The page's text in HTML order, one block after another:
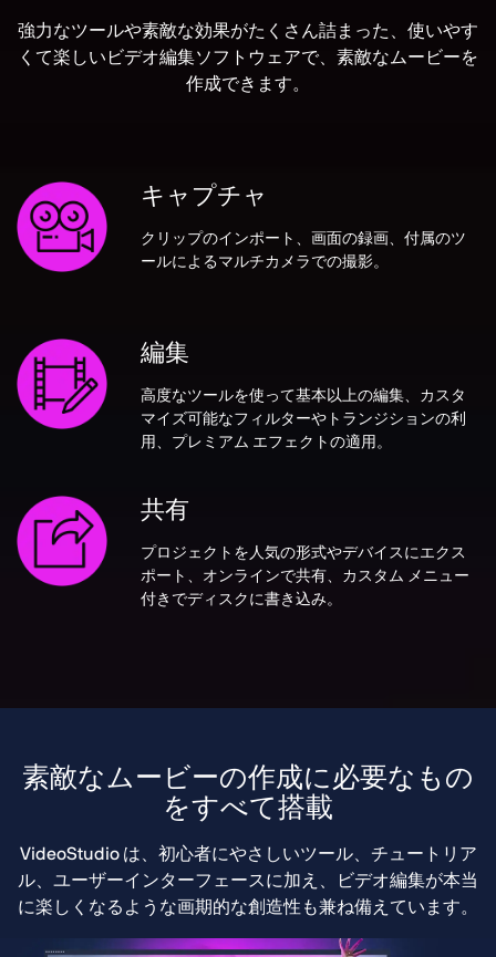
強力なツールや素敵な効果がたくさん詰まった、使いやす
くて楽しいビデオ編集ソフトウェアで、素敵なムービーを
作成できます。
キャプチャ
クリップのインポート、画面の録画、付属のツ
ールによるマルチカメラでの撮影。
編集
高度なツールを使って基本以上の編集、カスタ
マイズ可能なフィルターやトランジションの利
用、プレミアム エフェクトの適用。
共有
プロジェクトを人気の形式やデバイスにエクス
ポート、オンラインで共有、カスタム メニュー
付きでディスクに書き込み。
素敵なムービーの作成に必要なもの
をすべて搭載
VideoStudio は、初心者にやさしいツール、チュートリア
ル、ユーザーインターフェースに加え、ビデオ編集が本当
に楽しくなるような画期的な創造性も兼ね備えています。